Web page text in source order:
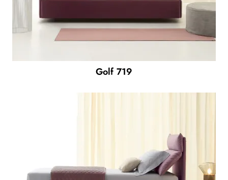
Golf 719